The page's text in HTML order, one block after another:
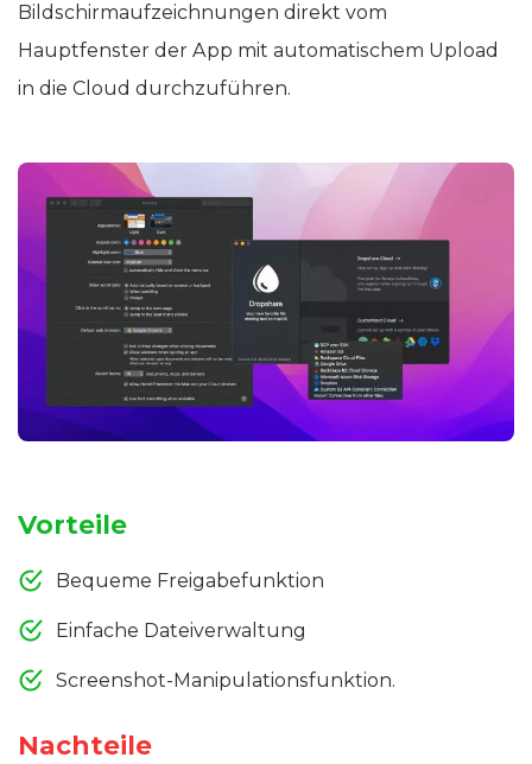
Bildschirmaufzeichnungen direkt vom
Hauptfenster der App mit automatischem Upload
in die Cloud durchzuführen.
Vorteile
Bequeme Freigabefunktion
Einfache Dateiverwaltung
Screenshot-Manipulationsfunktion.
Nachteile